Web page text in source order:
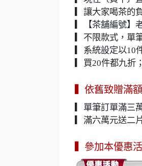
▎讓大家喝茶的
▎【茶舖編號】
▎不限款式，單
▎系統設定以10
▎買20件都九折
▍依舊致贈滿
▎單筆訂單滿三
▎滿六萬元送二
▍參加本優惠